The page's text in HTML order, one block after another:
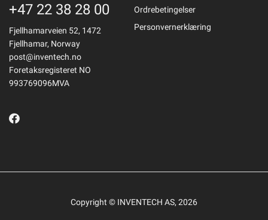
+47 22 38 28 00
Fjellhamarveien 52, 1472
Fjellhamar, Norway
post@inventech.no
Foretaksregisteret NO
993769096MVA
Ordrebetingelser
Personvernerklæring
Copyright © INVENTECH AS, 2026